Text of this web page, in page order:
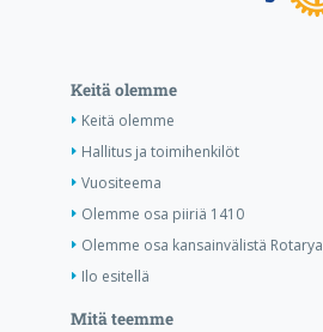
Keitä olemme
Keitä olemme
Hallitus ja toimihenkilöt
Vuositeema
Olemme osa piiriä 1410
Olemme osa kansainvälistä Rotarya
Ilo esitellä
Mitä teemme